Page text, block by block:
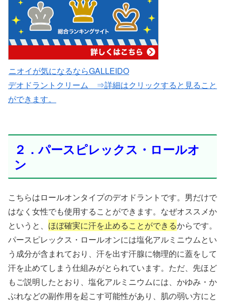
ニオイが気になるならGALLEIDO
デオドラントクリーム ⇒詳細はクリックすると見ること
ができます。
２．パースピレックス・ロールオ
ン
こちらはロールオンタイプのデオドラントです。男だけで
はなく女性でも使用することができます。なぜオススメか
というと、 ほぼ確実に汗を止めることができるからです。
パースピレックス・ロールオンには塩化アルミニウムとい
う成分が含まれており、汗を出す汗腺に物理的に蓋をして
汗を止めてしまう仕組みがとられています。ただ、先ほど
もご説明したとおり、塩化アルミニウムには、かゆみ・か
ぶれなどの副作用を起こす可能性があり、肌の弱い方にと